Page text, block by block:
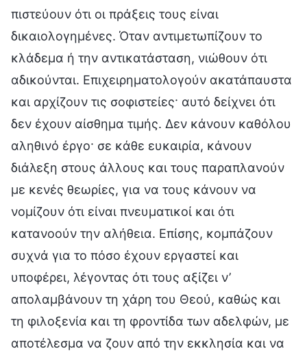
πιστεύουν ότι οι πράξεις τους είναι
δικαιολογημένες. Όταν αντιμετωπίζουν το
κλάδεμα ή την αντικατάσταση, νιώθουν ότι
αδικούνται. Επιχειρηματολογούν ακατάπαυστα
και αρχίζουν τις σοφιστείες· αυτό δείχνει ότι
δεν έχουν αίσθημα τιμής. Δεν κάνουν καθόλου
αληθινό έργο· σε κάθε ευκαιρία, κάνουν
διάλεξη στους άλλους και τους παραπλανούν
με κενές θεωρίες, για να τους κάνουν να
νομίζουν ότι είναι πνευματικοί και ότι
κατανοούν την αλήθεια. Επίσης, κομπάζουν
συχνά για το πόσο έχουν εργαστεί και
υποφέρει, λέγοντας ότι τους αξίζει ν’
απολαμβάνουν τη χάρη του Θεού, καθώς και
τη φιλοξενία και τη φροντίδα των αδελφών, με
αποτέλεσμα να ζουν από την εκκλησία και να